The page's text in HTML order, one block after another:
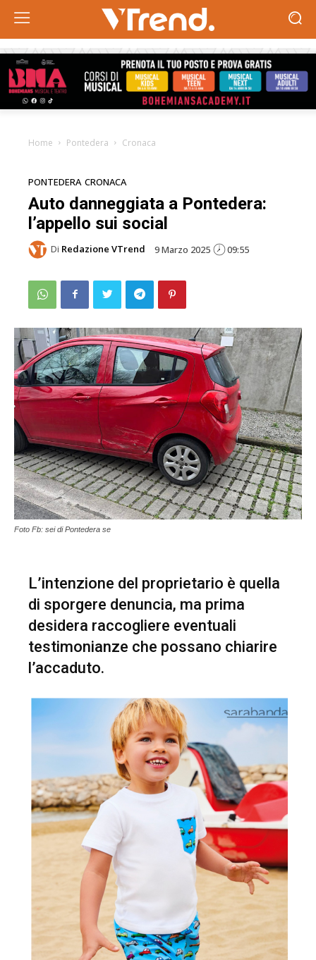
Home Pontedera Cronaca
PONTEDERA CRONACA
Auto danneggiata a Pontedera:
l’appello sui social
Di Redazione VTrend 9 Marzo 2025 09:55
Foto Fb: sei di Pontedera se
L’intenzione del proprietario è quella
di sporgere denuncia, ma prima
desidera raccogliere eventuali
testimonianze che possano chiarire
l’accaduto.